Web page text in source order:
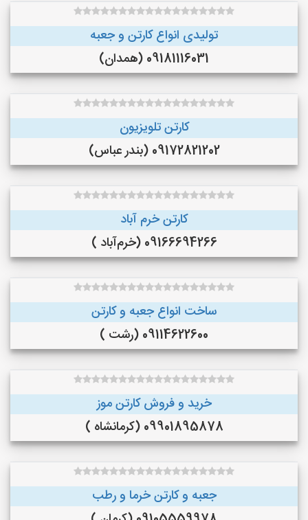
تولیدی انواع کارتن و جعبه
09181116031 (همدان)
کارتن تلویزیون
09172821202 (بندر عباس)
کارتن خرم آباد
09166694266 (خرم‌آباد )
ساخت انواع جعبه و کارتن
09114622600 (رشت )
خرید و فروش کارتن موز
09901895878 (کرمانشاه )
جعبه و کارتن خرما و رطب